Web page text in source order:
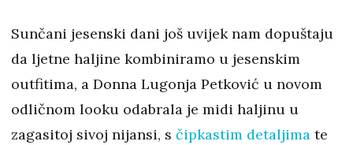
Sunčani jesenski dani još uvijek nam dopuštaju
da ljetne haljine kombiniramo u jesenskim
outfitima, a Donna Lugonja Petković u novom
odličnom looku odabrala je midi haljinu u
zagasitoj sivoj nijansi, s čipkastim detaljima te